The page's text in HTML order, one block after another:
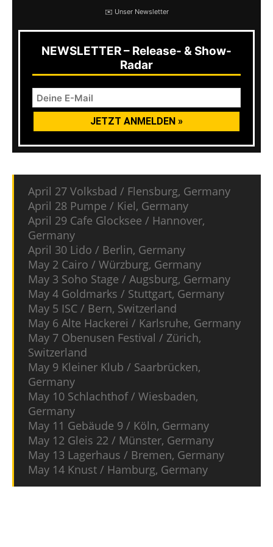
✉️ Unser Newsletter
NEWSLETTER – Release- & Show-
Radar
April 27 Volksbad / Flensburg, Germany
April 28 Pumpe / Kiel, Germany
April 29 Cafe Glocksee / Hannover,
Germany
April 30 Lido / Berlin, Germany
May 2 Cairo / Würzburg, Germany
May 3 Soho Stage / Augsburg, Germany
May 4 Goldmarks / Stuttgart, Germany
May 5 ISC / Bern, Switzerland
May 6 Alte Hackerei / Karlsruhe, Germany
May 7 Obenusen Festival / Zürich,
Switzerland
May 9 Kleiner Klub / Saarbrücken,
Germany
May 10 Schlachthof / Wiesbaden,
Germany
May 11 Gebäude 9 / Köln, Germany
May 12 Gleis 22 / Münster, Germany
May 13 Lagerhaus / Bremen, Germany
May 14 Knust / Hamburg, Germany